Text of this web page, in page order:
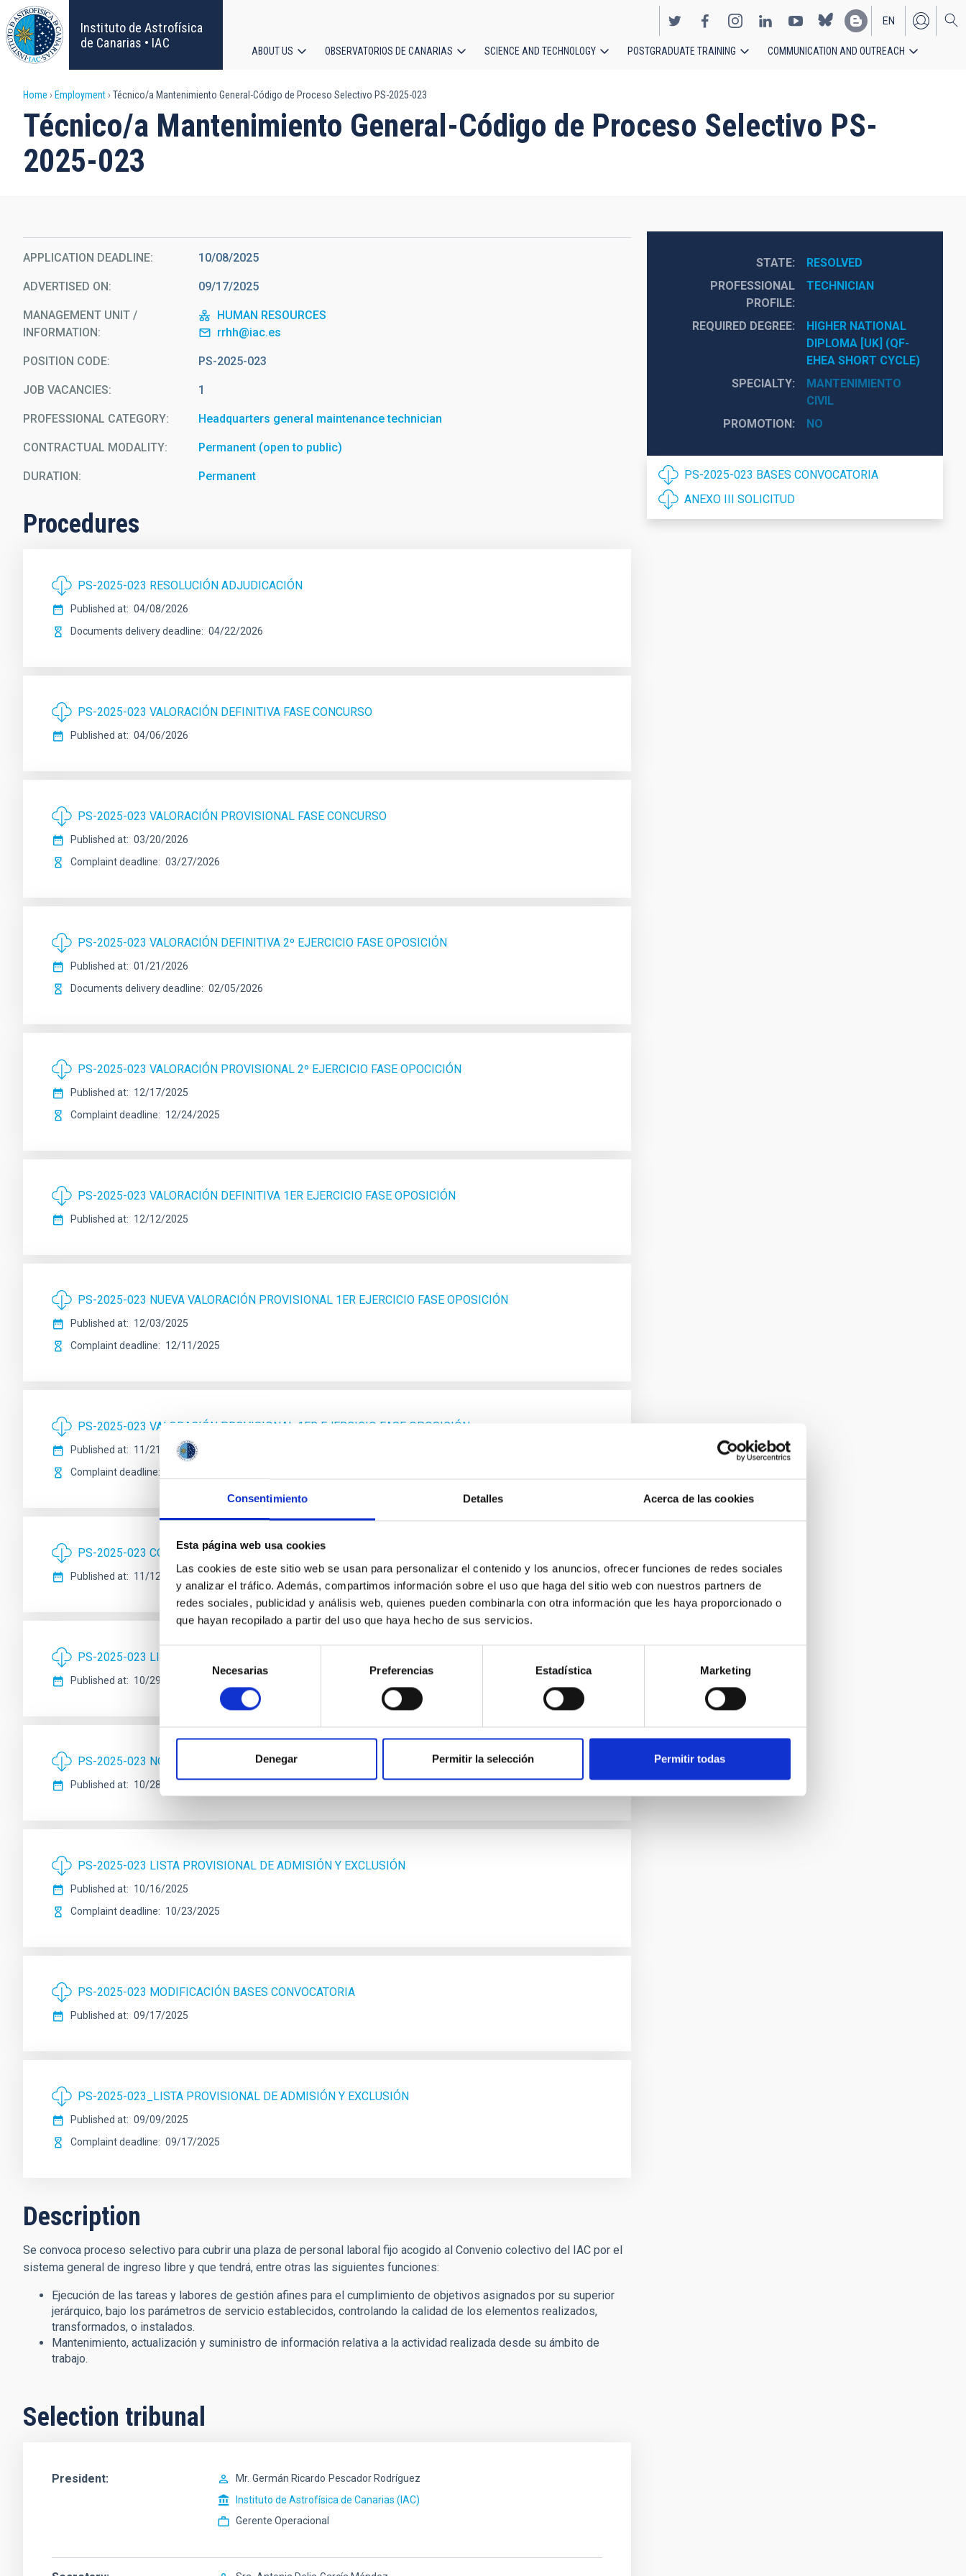
Consentimiento Detalles Acerca de las cookies
Esta página web usa cookies
Las cookies de este sitio web se usan para personalizar el contenido y los anuncios, ofrecer funciones de redes sociales
y analizar el tráfico. Además, compartimos información sobre el uso que haga del sitio web con nuestros partners de
redes sociales, publicidad y análisis web, quienes pueden combinarla con otra información que les haya proporcionado o
que hayan recopilado a partir del uso que haya hecho de sus servicios.
consentimiento
Necesarias Preferencias Estadística Marketing
Denegar Permitir la selección Permitir todas
Skip
to
main
content
Instituto de Astrofísica
de Canarias • IAC
EN
ES
navigation
ABOUT US OBSERVATORIOS DE CANARIAS SCIENCE AND TECHNOLOGY POSTGRADUATE TRAINING COMMUNICATION AND OUTREACH
Breadcrumb
Home Employment Técnico/a Mantenimiento General-Código de Proceso Selectivo PS-2025-023
Técnico/a Mantenimiento General-Código de Proceso Selectivo PS-
2025-023
APPLICATION DEADLINE 10/08/2025
ADVERTISED ON 09/17/2025
MANAGEMENT UNIT /
INFORMATION
HUMAN RESOURCES
rrhh@iac.es
POSITION CODE PS-2025-023
JOB VACANCIES 1
PROFESSIONAL CATEGORY Headquarters general maintenance technician
CONTRACTUAL MODALITY Permanent (open to public)
DURATION Permanent
Procedures
PS-2025-023 RESOLUCIÓN ADJUDICACIÓN
Published at
04/08/2026
Documents delivery deadline
04/22/2026
PS-2025-023 VALORACIÓN DEFINITIVA FASE CONCURSO
Published at 04/06/2026
PS-2025-023 VALORACIÓN PROVISIONAL FASE CONCURSO
Published at
03/20/2026
Complaint deadline
03/27/2026
PS-2025-023 VALORACIÓN DEFINITIVA 2º EJERCICIO FASE OPOSICIÓN
Published at
01/21/2026
Documents delivery deadline
02/05/2026
PS-2025-023 VALORACIÓN PROVISIONAL 2º EJERCICIO FASE OPOCICIÓN
Published at
12/17/2025
Complaint deadline
12/24/2025
PS-2025-023 VALORACIÓN DEFINITIVA 1ER EJERCICIO FASE OPOSICIÓN
Published at 12/12/2025
PS-2025-023 NUEVA VALORACIÓN PROVISIONAL 1ER EJERCICIO FASE OPOSICIÓN
Published at
12/03/2025
Complaint deadline
12/11/2025
PS-2025-023 VALORACIÓN PROVISIONAL 1ER EJERCICIO FASE OPOSICIÓN
Published at
11/21/2025
Complaint deadline
PS-2025-023 CORRECCIÓN DE ERRORES.
Published at 11/12/2025
PS-2025-023 LISTA DEFINITIVA DE ADMISIÓN Y EXCLUSIÓN
Published at 10/29/2025
PS-2025-023 NOTA INFORMATIVA
Published at 10/28/2025
PS-2025-023 LISTA PROVISIONAL DE ADMISIÓN Y EXCLUSIÓN
Published at
10/16/2025
Complaint deadline
10/23/2025
PS-2025-023 MODIFICACIÓN BASES CONVOCATORIA
Published at 09/17/2025
PS-2025-023_LISTA PROVISIONAL DE ADMISIÓN Y EXCLUSIÓN
Published at
09/09/2025
Complaint deadline
09/17/2025
Description
Se convoca proceso selectivo para cubrir una plaza de personal laboral fijo acogido al Convenio colectivo del IAC por el
sistema general de ingreso libre y que tendrá, entre otras las siguientes funciones:
Ejecución de las tareas y labores de gestión afines para el cumplimiento de objetivos asignados por su superior
jerárquico, bajo los parámetros de servicio establecidos, controlando la calidad de los elementos realizados,
transformados, o instalados.
Mantenimiento, actualización y suministro de información relativa a la actividad realizada desde su ámbito de
trabajo.
Selection tribunal
President Mr. Germán Ricardo Pescador Rodríguez
Instituto de Astrofísica de Canarias (IAC)
Gerente Operacional
STATE
RESOLVED
PROFESSIONAL
PROFILE
TECHNICIAN
REQUIRED DEGREE
HIGHER NATIONAL
DIPLOMA [UK] (QF-
EHEA SHORT CYCLE)
SPECIALTY
MANTENIMIENTO
CIVIL
PROMOTION
NO
PS-2025-023 BASES CONVOCATORIA
ANEXO III SOLICITUD